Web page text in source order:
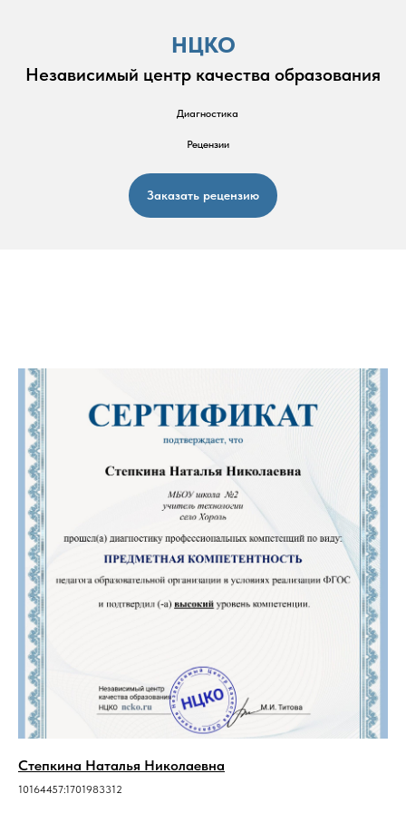
НЦКО
Независимый центр качества образования
Диагностика
Рецензии
Заказать рецензию
Степкина Наталья Николаевна
10164457:1701983312